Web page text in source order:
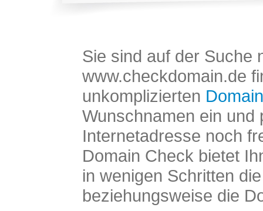
Sie sind auf der Suche
www.checkdomain.de
unkomplizierten
Wunschnamen ein und
Internetadresse noch
Domain Check bietet
in wenigen Schritten
beziehungsweise die